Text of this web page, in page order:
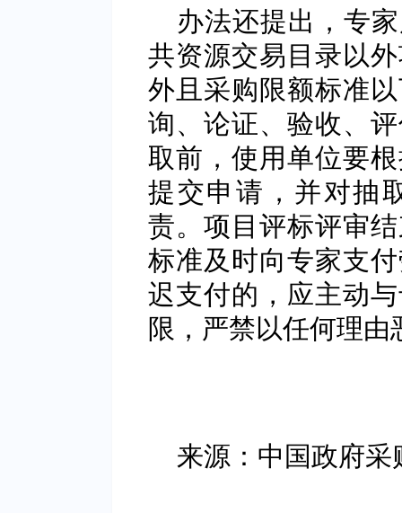
办法还提出，专
共资源交易目录以
外且采购限额标准
询、论证、验收、
取前，使用单位要
提交申请，并对抽
责。项目评标评审
标准及时向专家支
迟支付的，应主动
限，严禁以任何理
来源：中国政府采